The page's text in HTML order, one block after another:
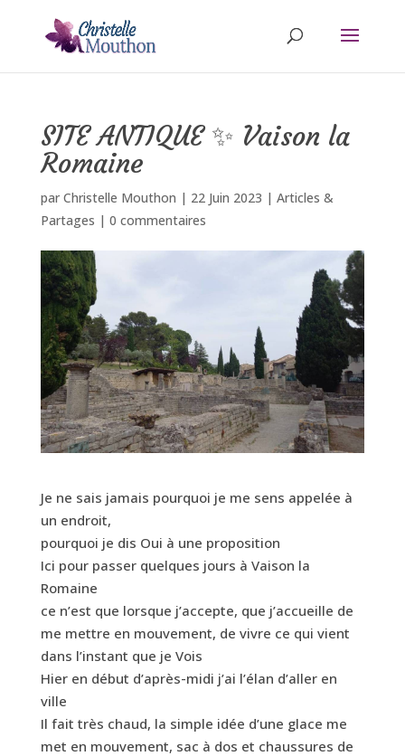
SITE ANTIQUE ✨ Vaison la
Romaine
par Christelle Mouthon | 22 Juin 2023 | Articles &
Partages | 0 commentaires
Je ne sais jamais pourquoi je me sens appelée à
un endroit,
pourquoi je dis Oui à une proposition
Ici pour passer quelques jours à Vaison la
Romaine
ce n’est que lorsque j’accepte, que j’accueille de
me mettre en mouvement, de vivre ce qui vient
dans l’instant que je Vois
Hier en début d’après-midi j’ai l’élan d’aller en
ville
Il fait très chaud, la simple idée d’une glace me
met en mouvement, sac à dos et chaussures de